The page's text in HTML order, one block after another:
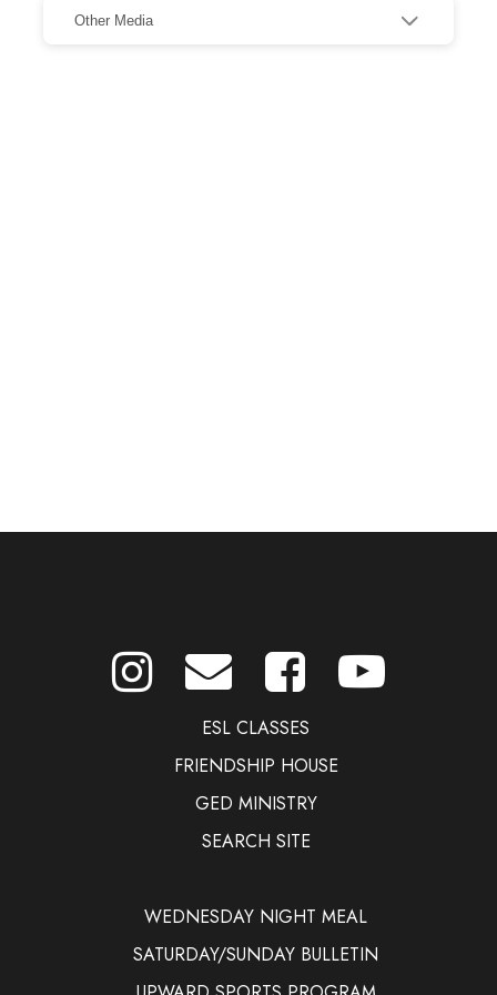
ESL CLASSES
FRIENDSHIP HOUSE
GED MINISTRY
SEARCH SITE
WEDNESDAY NIGHT MEAL
SATURDAY/SUNDAY BULLETIN